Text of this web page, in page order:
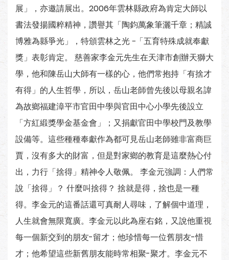
展」，亦邀請展出。2006年雲林縣政府為肯定大師以
書法發揚國粹精神，讚譽其「陶鈞萬象筆灑千章；精誠
博雅為縣爭光」，特頒雲林之光 −「五育特殊成就奉獻
獎」表彰肯定。 慈善家李金元先生在天津市創辦天獅大
學，他和陳岳山大師有一樣的心，他們常抱持「有捨才
有得」的人生哲學，所以，岳山老師曾先後以母親名諱
為故鄉福建漳平市官田中學與官田中心小學先後設立
「方紅緞獎學金基金會」；又捐獻官田中學校門及教學
設備等。這些種種奉獻作為都可見岳山老師雖非富商巨
賈，沒有多大的財富，但是對家鄉的教育是這麼熱心付
出，力行「捨得」精神令人敬佩。 李金元強調：人們常
說「捨得」？ 什麼叫捨得？ 捨就是得，捨也是一種
得。李金元的這番話還可真耐人尋味，了解個中道理，
人生就會無限寬廣。李金元以此為座右銘，又說他重視
每一個新交到的朋友-留才；他珍惜每一位舊朋友-惜
才；他希望這些新舊朋友能時常相聚-聚才。李金元不